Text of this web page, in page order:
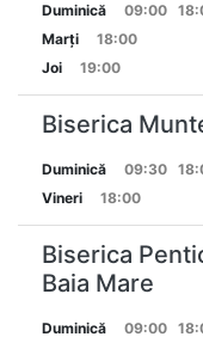
Duminică 09:00
Marți
18:00
Joi
19:00
Biserica
Duminică 09:30
Vineri
18:00
Biserica
Baia Mare
Duminică 09:00